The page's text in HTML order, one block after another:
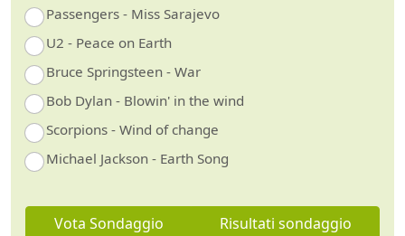
Passengers - Miss Sarajevo
U2 - Peace on Earth
Bruce Springsteen - War
Bob Dylan - Blowin' in the wind
Scorpions - Wind of change
Michael Jackson - Earth Song
Vota Sondaggio Risultati sondaggio